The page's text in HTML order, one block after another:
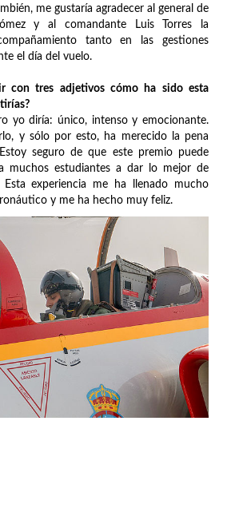
me gustaría agradecer al general de
y al comandante Luis Torres la
tanto en las gestiones
el día del vuelo.
con tres adjetivos cómo ha sido esta
yo diría: único, intenso y emocionante.
y sólo por esto, ha merecido la pena
seguro de que este premio puede
muchos estudiantes a dar lo mejor de
experiencia me ha llenado mucho
y me ha hecho muy feliz.